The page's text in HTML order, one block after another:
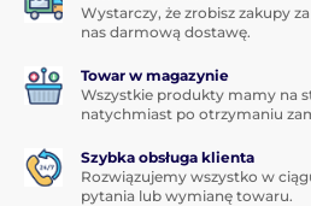
Wystarczy, że zrobisz zakupy
nas darmową dostawę.
Towar w magazynie
Wszystkie produkty mamy na
natychmiast po otrzymaniu
Szybka obsługa klienta
Rozwiązujemy wszystko w
pytania lub wymianę towaru.